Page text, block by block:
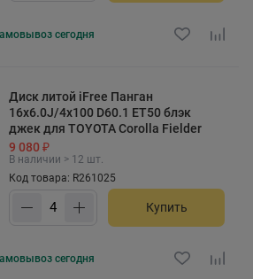
сегодня
Диск литой iFree Панган
16x6.0J/4x100 D60.1 ET50 блэк
джек для TOYOTA Corolla Fielder
9 080 ₽
В наличии > 12 шт.
Код товара: R261025
Купить
сегодня